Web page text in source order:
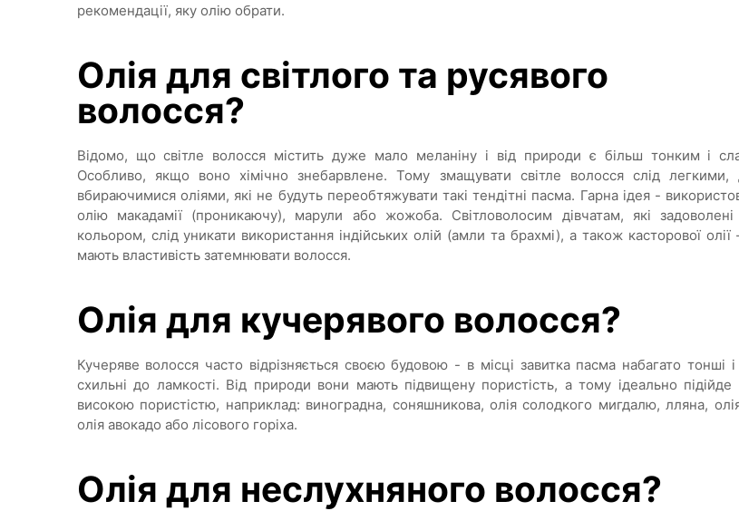
рекомендації, яку олію обрати.
Олія для світлого та русявого
волосся?
Відомо, що світле волосся містить дуже мало меланіну і від природи є більш тонким і
Особливо, якщо воно хімічно знебарвлене. Тому змащувати світле волосся слід легкими,
вбираючимися оліями, які не будуть переобтяжувати такі тендітні пасма. Гарна ідея -
олію макадамії (проникаючу), марули або жожоба. Світловолосим дівчатам, які задоволені
кольором, слід уникати використання індійських олій (амли та брахмі), а також касторової олії
мають властивість затемнювати волосся.
Олія для кучерявого волосся?
Кучеряве волосся часто відрізняється своєю будовою - в місці завитка пасма набагато тонші і
схильні до ламкості. Від природи вони мають підвищену пористість, а тому ідеально підійде
високою пористістю, наприклад: виноградна, соняшникова, олія солодкого мигдалю, лляна,
олія авокадо або лісового горіха.
Олія для неслухняного волосся?